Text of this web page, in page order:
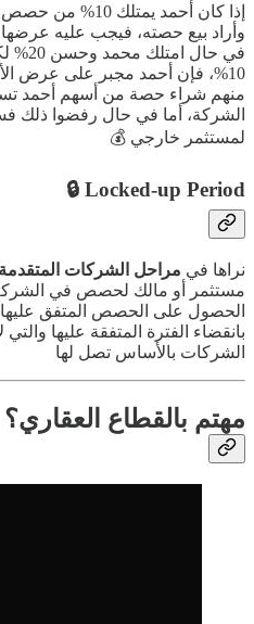
وأراد بيع حصته، فيجب عليه عرضها
10%، فإن أحمد مجبر على عرض
منهم شراء حصة من أسهم أحمد
الشركة، أما في حال رفضوا ذلك
لمستثمر خارجي 💰
Locked-up Period 🔒
نراها في مراحل الشركات
مستثمر أو مالك لحصص في الشركة
الحصول على الحصص المتفق عليها
الشركات بالأساس تصل لها
مهتم بالقطاع العقاري؟